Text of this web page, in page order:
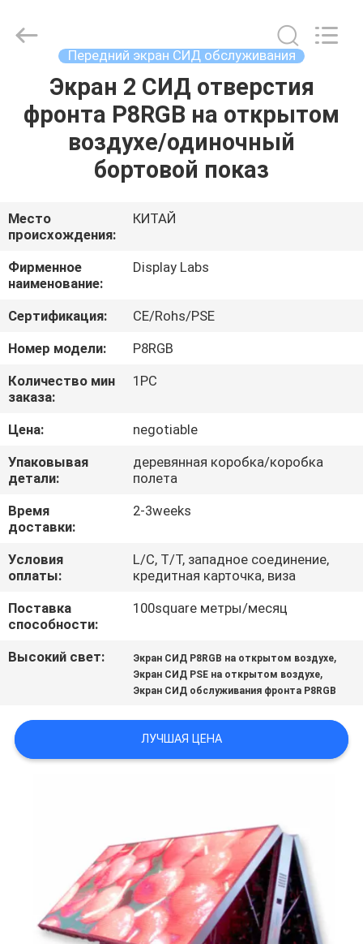
ДОМ
ПРОДУКТЫ
ШОУ
О
НАС
ПУТЕШЕСТВИЕ
ФАБРИКИ
ПРОВЕРКА
КАЧЕСТВА
СВЯЖИТЕСЬ
МЫ
НОВОСТИ
СПРОСИТЕ
КАРТА
LED
Co.,Ltd.
Передний экран СИД обслуживания
Экран 2 СИД отверстия
фронта P8RGB на открытом
воздухе/одиночный
бортовой показ
Место
происхождения:
КИТАЙ
Фирменное
наименование:
Display Labs
Сертификация:
CE/Rohs/PSE
Номер модели:
P8RGB
Количество мин
заказа:
1PC
Цена:
negotiable
Упаковывая
детали:
деревянная коробка/коробка
полета
Время
доставки:
2-3weeks
Условия
оплаты:
L/C, T/T, западное соединение,
кредитная карточка, виза
Поставка
способности:
100square метры/месяц
Высокий свет: Экран СИД P8RGB на открытом воздухе,
Экран СИД PSE на открытом воздухе,
Экран СИД обслуживания фронта P8RGB
ЛУЧШАЯ ЦЕНА